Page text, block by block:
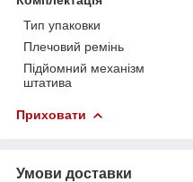
Тип упаковки
Плечовий ремінь
Підйомний механізм
штатива
Приховати
Умови доставки